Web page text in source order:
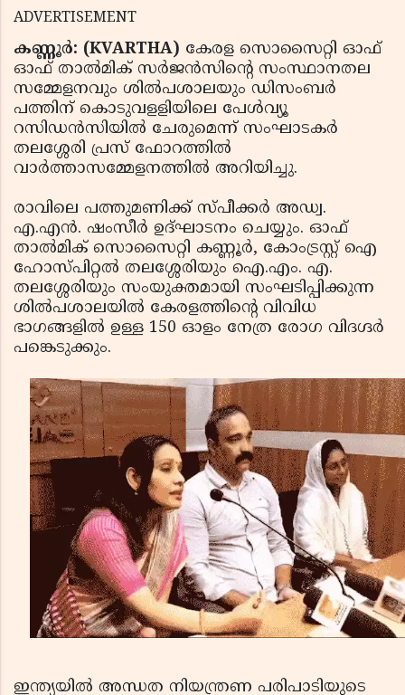
ADVERTISEMENT
കണ്ണൂര്‍: (KVARTHA) കേരള സൊസൈറ്റി ഓഫ്
ഓഫ് താല്‍മിക് സര്‍ജന്‍സിന്റെ സംസ്ഥാനതല
സമ്മേളനവും ശില്‍പശാലയും ഡിസംബര്‍
പത്തിന് കൊടുവളളിയിലെ പേള്‍വ്യൂ
റസിഡന്‍സിയില്‍ ചേരുമെന്ന് സംഘാടകര്‍
തലശ്ശേരി പ്രസ് ഫോറത്തില്‍
വാര്‍ത്താസമ്മേളനത്തില്‍ അറിയിച്ചു.
രാവിലെ പത്തുമണിക്ക് സ്പീക്കര്‍ അഡ്വ.
എ.എന്‍. ഷംസീര്‍ ഉദ്ഘാടനം ചെയ്യും. ഓഫ്
താല്‍മിക് സൊസൈറ്റി കണ്ണൂര്‍, കോംട്രസ്റ്റ് ഐ
ഹോസ്പിറ്റല്‍ തലശ്ശേരിയും ഐ.എം. എ.
തലശ്ശേരിയും സംയുക്തമായി സംഘടിപ്പിക്കുന്ന
ശില്‍പശാലയില്‍ കേരളത്തിന്റെ വിവിധ
ഭാഗങ്ങളില്‍ ഉള്ള 150 ഓളം നേത്ര രോഗ വിദഗ്ദര്‍
പങ്കെടുക്കും.
ഇന്ത്യയില്‍ അന്ധത നിയന്ത്രണ പരിപാടിയുടെ